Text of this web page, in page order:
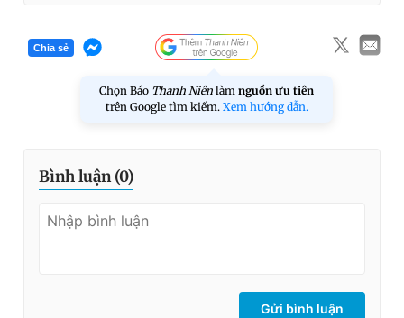
Chia sẻ
Chọn Báo Thanh Niên làm nguồn ưu tiên
trên Google tìm kiếm. Xem hướng dẫn.
Bình luận (0)
Gửi bình luận